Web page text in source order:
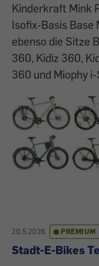
Kinderkraft Mink
Isofix-Basis Base
ebenso die Sitze
360, Kidiz 360,
360 und Miophy i-
20.5.2026 PREMIUM
Stadt-E-Bikes